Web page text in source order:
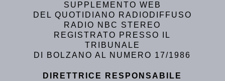
SUPPLEMENTO WEB
DEL QUOTIDIANO RADIODIFFUSO
RADIO NBC STEREO
REGISTRATO PRESSO IL
TRIBUNALE
DI BOLZANO AL NUMERO 17/1986
DIRETTRICE RESPONSABILE